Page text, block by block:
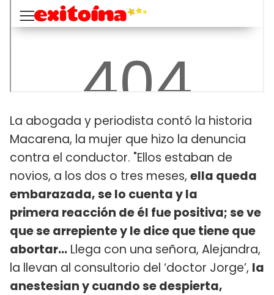
La abogada y periodista contó la historia
Macarena, la mujer que hizo la denuncia
contra el conductor. "Ellos estaban de
novios, a los dos o tres meses, ella queda
embarazada, se lo cuenta y la
primera reacción de él fue positiva; se ve
que se arrepiente y le dice que tiene que
abortar… Llega con una señora, Alejandra,
la llevan al consultorio del ‘doctor Jorge’, la
anestesian y cuando se despierta,